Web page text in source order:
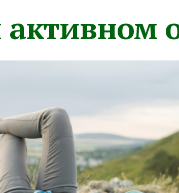
активном